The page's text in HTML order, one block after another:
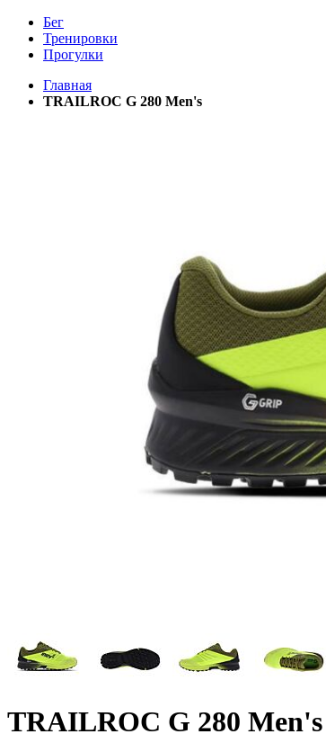
Бег
Тренировки
Прогулки
Главная
TRAILROC G 280 Men's
TRAILROC G 280 Men's